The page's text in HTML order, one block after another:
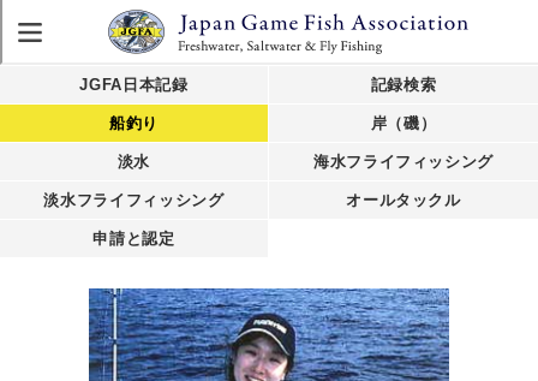
JGFA日本記録 記録検索
船釣り 岸（磯）
淡水 海水フライフィッシング
淡水フライフィッシング オールタックル
申請と認定